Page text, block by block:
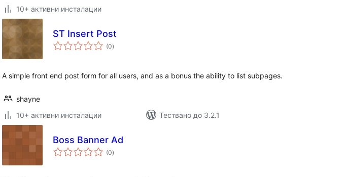
10+ активни инсталации
ST Insert Post
(0общо
оценки
)
A simple front end post form for all users, and as a bonus the ability to list subpages.
shayne
10+ активни инсталации
Тествано до 3.2.1
Boss Banner Ad
(0общо
оценки
)